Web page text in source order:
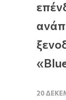
20